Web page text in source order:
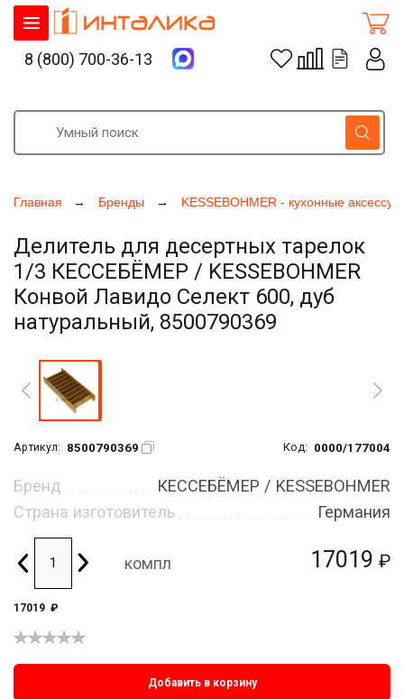
Главная Бренды KESSEBOHMER - кухонные
Делитель для десертных тарелок
1/3 КЕССЕБЁМЕР / KESSEBOHMER
Конвой Лавидо Селект 600, дуб
натуральный, 8500790369
Артикул: 8500790369 Код: 0000/177004
17019 ₽
Бренд
КЕССЕБЁМЕР / KESSEBOHMER
Страна изготовитель
Германия
компл
17019 ₽
Добавить в корзину
8 (800) 700-36-13